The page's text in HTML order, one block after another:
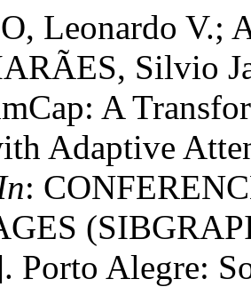
Leonardo V.;
Silvio
A
Adaptive
:
Porto Alegre: